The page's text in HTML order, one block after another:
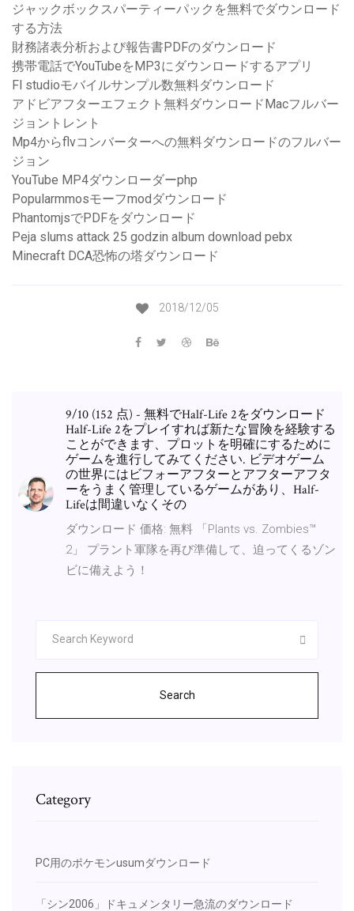
ジャックボックスパーティーパックを無料でダウンロード
する方法
財務諸表分析および報告書PDFのダウンロード
携帯電話でYouTubeをMP3にダウンロードするアプリ
Fl studioモバイルサンプル数無料ダウンロード
アドビアフターエフェクト無料ダウンロードMacフルバー
ジョントレント
Mp4からflvコンバーターへの無料ダウンロードのフルバー
ジョン
YouTube MP4ダウンローダーphp
Popularmmosモーフmodダウンロード
PhantomjsでPDFをダウンロード
Peja slums attack 25 godzin album download pebx
Minecraft DCA恐怖の塔ダウンロード
2018/12/05
9/10 (152 点) - 無料でHalf-Life 2をダウンロード
Half-Life 2をプレイすれば新たな冒険を経験する
ことができます、プロットを明確にするために
ゲームを進行してみてください. ビデオゲーム
の世界にはビフォーアフターとアフターアフタ
ーをうまく管理しているゲームがあり、Half-
Lifeは間違いなくその
ダウンロード 価格: 無料 「Plants vs. Zombies™
2」 プラント軍隊を再び準備して、迫ってくるゾン
ビに備えよう！
Search
Category
PC用のポケモンusumダウンロード
「シン2006」ドキュメンタリー急流のダウンロード